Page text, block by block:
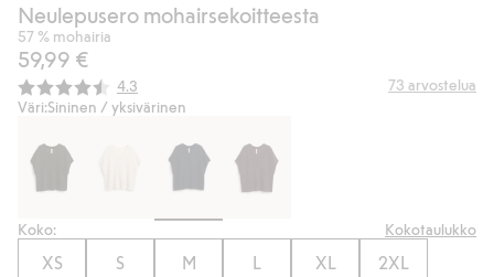
Neulepusero mohairsekoitteesta
57 % mohairia
59,99 €
Keskimääräinen luokitus:
4.3 73 arvostelua
Väri:Sininen / yksivärinen
Koko: Kokotaulukko
XS S M L XL 2XL